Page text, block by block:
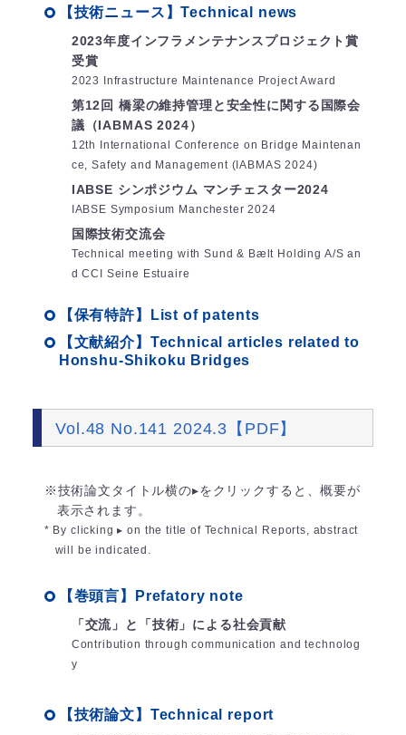
【技術ニュース】Technical news
2023年度インフラメンテナンスプロジェクト賞
受賞
2023 Infrastructure Maintenance Project Award
第12回 橋梁の維持管理と安全性に関する国際会
議（IABMAS 2024）
12th International Conference on Bridge Maintenan
ce, Safety and Management (IABMAS 2024)
IABSE シンポジウム マンチェスター2024
IABSE Symposium Manchester 2024
国際技術交流会
Technical meeting with Sund & Bælt Holding A/S an
d CCI Seine Estuaire
【保有特許】List of patents
【文献紹介】Technical articles related to
Honshu-Shikoku Bridges
Vol.48 No.141 2024.3【PDF】
※技術論文タイトル横の▸をクリックすると、概要が
表示されます。
* By clicking ▸ on the title of Technical Reports, abstract
will be indicated.
【巻頭言】Prefatory note
「交流」と「技術」による社会貢献
Contribution through communication and technolog
y
【技術論文】Technical report